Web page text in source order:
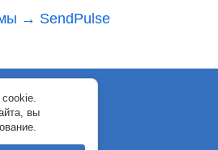
→ SendPulse
вы